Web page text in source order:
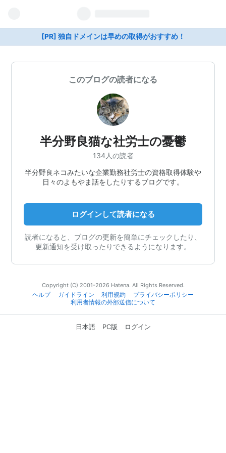
[PR] 独自ドメインは早めの取得がおすすめ！
このブログの読者になる
半分野良猫な社労士の憂鬱
134人の読者
半分野良ネコみたいな企業勤務社労士の資格取得体験や
日々のよもやま話をしたりするブログです。
ログインして読者になる
読者になると、ブログの更新を簡単にチェックしたり、
更新通知を受け取ったりできるようになります。
Copyright (C) 2001-2026 Hatena. All Rights Reserved.
ヘルプ
ガイドライン 利用規約
プライバシーポリシー
利用者情報の外部送信について
日本語 PC版 ログイン